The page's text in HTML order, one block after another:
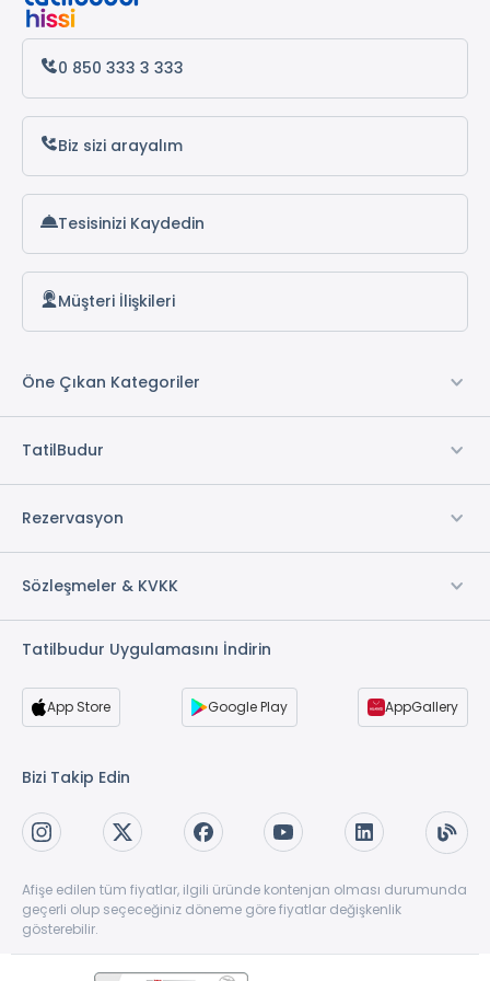
Antalya Otelleri
Alanya Otelleri
0 850 333 3 333
Biz sizi arayalım
Tesisinizi Kaydedin
Müşteri İlişkileri
Öne Çıkan Kategoriler
TatilBudur
Rezervasyon
Sözleşmeler & KVKK
Tatilbudur Uygulamasını İndirin
App Store Google Play AppGallery
Bizi Takip Edin
Afişe edilen tüm fiyatlar, ilgili üründe kontenjan olması durumunda
geçerli olup seçeceğiniz döneme göre fiyatlar değişkenlik
gösterebilir.